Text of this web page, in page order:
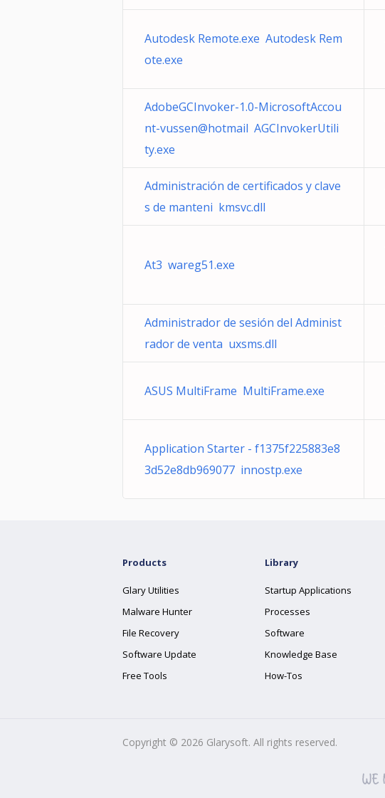
Autodesk Remote.exe Autodesk Rem
ote.exe
AdobeGCInvoker-1.0-MicrosoftAccou
nt-vussen@hotmail AGCInvokerUtili
ty.exe
Administración de certificados y clave
s de manteni kmsvc.dll
At3 wareg51.exe
Administrador de sesión del Administ
rador de venta uxsms.dll
ASUS MultiFrame MultiFrame.exe
Application Starter - f1375f225883e8
3d52e8db969077 innostp.exe
Products
Glary Utilities
Malware Hunter
File Recovery
Software Update
Free Tools
Library
Startup Applications
Processes
Software
Knowledge Base
How-Tos
Copyright © 2026 Glarysoft. All rights reserved.